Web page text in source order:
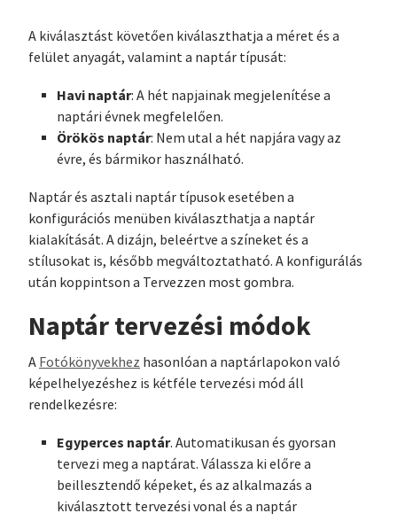
A kiválasztást követően kiválaszthatja a méret és a
felület anyagát, valamint a naptár típusát:
Havi naptár: A hét napjainak megjelenítése a
naptári évnek megfelelően.
Örökös naptár: Nem utal a hét napjára vagy az
évre, és bármikor használható.
Naptár és asztali naptár típusok esetében a
konfigurációs menüben kiválaszthatja a naptár
kialakítását. A dizájn, beleértve a színeket és a
stílusokat is, később megváltoztatható. A konfigurálás
után koppintson a Tervezzen most gombra.
Naptár tervezési módok
A Fotókönyvekhez hasonlóan a naptárlapokon való
képelhelyezéshez is kétféle tervezési mód áll
rendelkezésre:
Egyperces naptár. Automatikusan és gyorsan
tervezi meg a naptárat. Válassza ki előre a
beillesztendő képeket, és az alkalmazás a
kiválasztott tervezési vonal és a naptár